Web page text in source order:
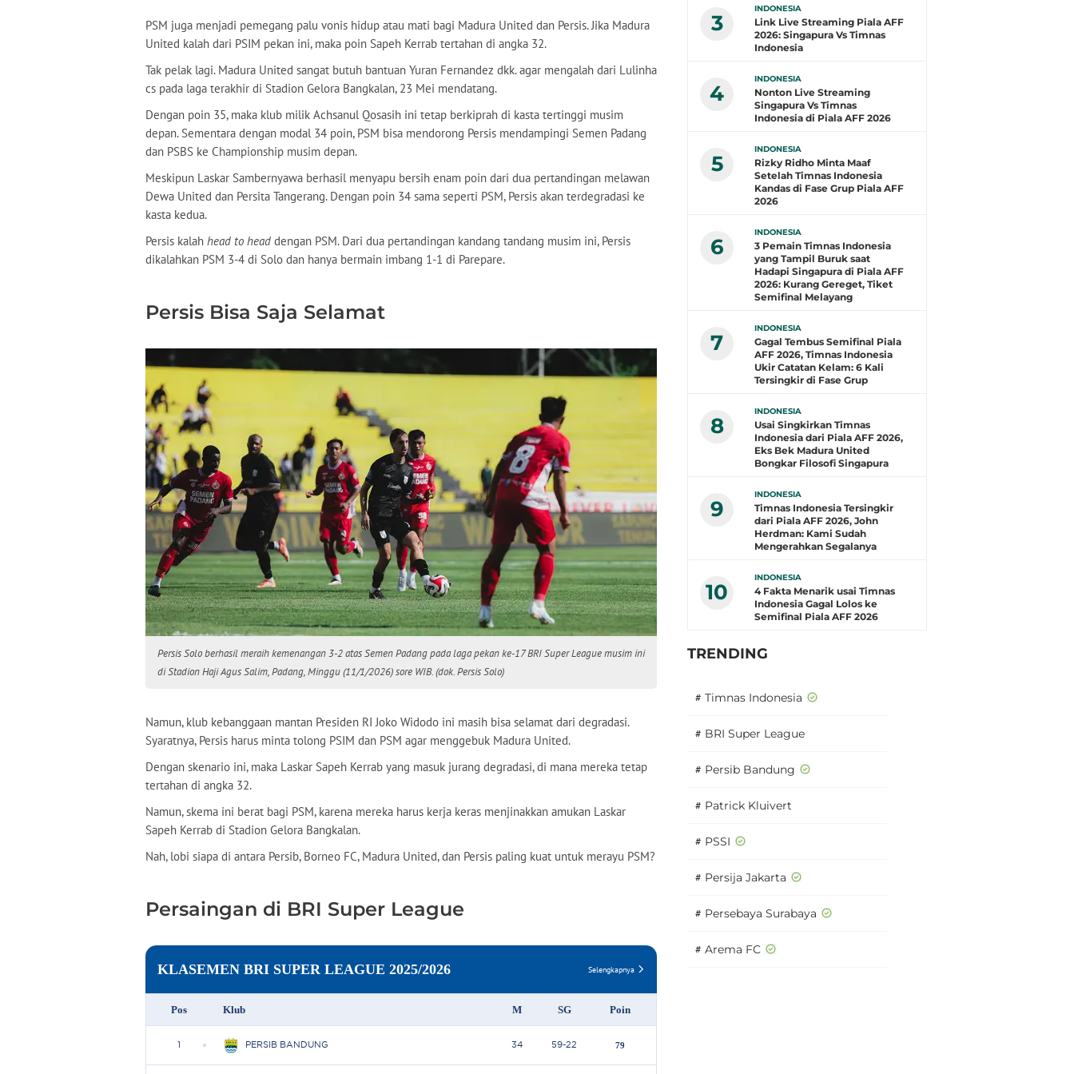
PSM juga menjadi pemegang palu vonis hidup atau mati bagi Madura United dan Persis. Jika Madura
United kalah dari PSIM pekan ini, maka poin Sapeh Kerrab tertahan di angka 32.
Tak pelak lagi. Madura United sangat butuh bantuan Yuran Fernandez dkk. agar mengalah dari Lulinha
cs pada laga terakhir di Stadion Gelora Bangkalan, 23 Mei mendatang.
Dengan poin 35, maka klub milik Achsanul Qosasih ini tetap berkiprah di kasta tertinggi musim
depan. Sementara dengan modal 34 poin, PSM bisa mendorong Persis mendampingi Semen Padang
dan PSBS ke Championship musim depan.
Meskipun Laskar Sambernyawa berhasil menyapu bersih enam poin dari dua pertandingan melawan
Dewa United dan Persita Tangerang. Dengan poin 34 sama seperti PSM, Persis akan terdegradasi ke
kasta kedua.
Persis kalah head to head dengan PSM. Dari dua pertandingan kandang tandang musim ini, Persis
dikalahkan PSM 3-4 di Solo dan hanya bermain imbang 1-1 di Parepare.
Persis Bisa Saja Selamat
Persis Solo berhasil meraih kemenangan 3-2 atas Semen Padang pada laga pekan ke-17 BRI Super League musim ini
di Stadion Haji Agus Salim, Padang, Minggu (11/1/2026) sore WIB. (dok. Persis Solo)
Namun, klub kebanggaan mantan Presiden RI Joko Widodo ini masih bisa selamat dari degradasi.
Syaratnya, Persis harus minta tolong PSIM dan PSM agar menggebuk Madura United.
Dengan skenario ini, maka Laskar Sapeh Kerrab yang masuk jurang degradasi, di mana mereka tetap
tertahan di angka 32.
Namun, skema ini berat bagi PSM, karena mereka harus kerja keras menjinakkan amukan Laskar
Sapeh Kerrab di Stadion Gelora Bangkalan.
Nah, lobi siapa di antara Persib, Borneo FC, Madura United, dan Persis paling kuat untuk merayu PSM?
Persaingan di BRI Super League
3
INDONESIA
Link Live Streaming Piala AFF
2026: Singapura Vs Timnas
Indonesia
4
INDONESIA
Nonton Live Streaming
Singapura Vs Timnas
Indonesia di Piala AFF 2026
5
INDONESIA
Rizky Ridho Minta Maaf
Setelah Timnas Indonesia
Kandas di Fase Grup Piala AFF
2026
6
INDONESIA
3 Pemain Timnas Indonesia
yang Tampil Buruk saat
Hadapi Singapura di Piala AFF
2026: Kurang Gereget, Tiket
Semifinal Melayang
7
INDONESIA
Gagal Tembus Semifinal Piala
AFF 2026, Timnas Indonesia
Ukir Catatan Kelam: 6 Kali
Tersingkir di Fase Grup
8
INDONESIA
Usai Singkirkan Timnas
Indonesia dari Piala AFF 2026,
Eks Bek Madura United
Bongkar Filosofi Singapura
9
INDONESIA
Timnas Indonesia Tersingkir
dari Piala AFF 2026, John
Herdman: Kami Sudah
Mengerahkan Segalanya
10
INDONESIA
4 Fakta Menarik usai Timnas
Indonesia Gagal Lolos ke
Semifinal Piala AFF 2026
TRENDING
# Timnas Indonesia
# BRI Super League
# Persib Bandung
# Patrick Kluivert
# PSSI
# Persija Jakarta
# Persebaya Surabaya
# Arema FC